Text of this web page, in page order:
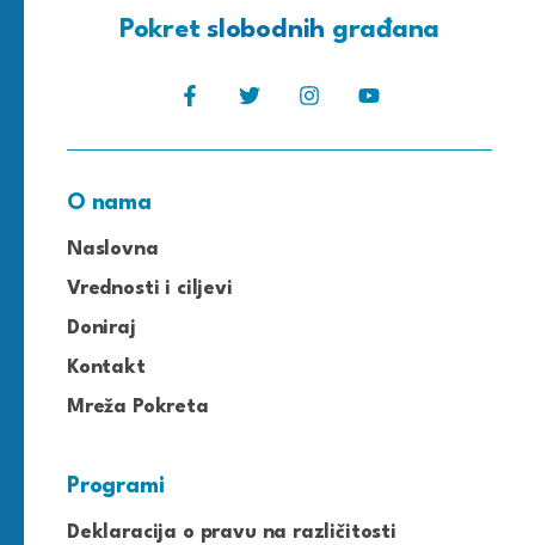
Pokretslobodnih građana
O nama
Naslovna
Vrednosti i ciljevi
Doniraj
Kontakt
Mreža Pokreta
Programi
Deklaracija o pravu na različitosti